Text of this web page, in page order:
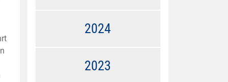
2024
2023